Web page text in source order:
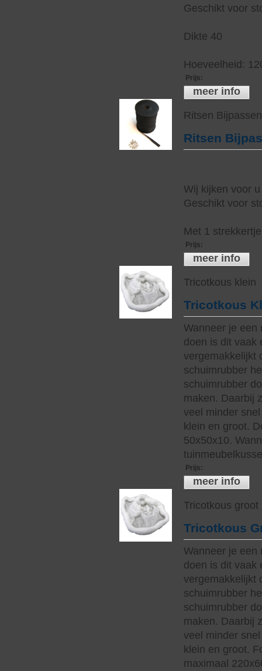
Geschikt voor
Dikte 40
Hoeveelheid:
Prijs:
meer info
Ritsen
Ritsen
Wij kijken voor
Geschikt voor
Met 1
Prijs:
meer info
Tricotkous klein
Tricotkous
Wanneer je een
doen is dit vaak
vergemakkelijkt
schuimrubber
schuimrubber
maken. Daarbij
veel minder
klein en groot.
50x50x10.
Prijs:
meer info
Tricotkous groot
Tricotkous
Wanneer je een
doen is dit vaak
vergemakkelijkt
schuimrubber
schuimrubber
maken. Daarbij
veel minder
klein en groot.
maximaal